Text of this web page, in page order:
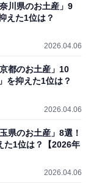
川県のお土産」9
えた1位は？
2026.04.06
都のお土産」10
を抑えた1位は？
2026.04.06
県のお土産」8選！
た1位は？【2026年
2026.04.06